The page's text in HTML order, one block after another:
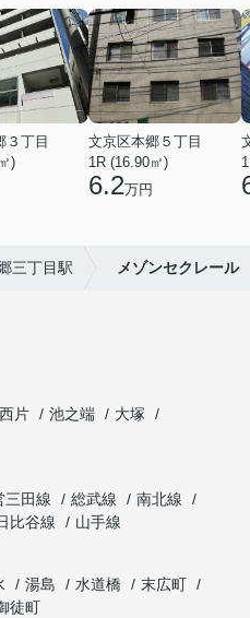
３丁目
)
文京区本郷５丁目
1R (16.90㎡)
6.2万円
三丁目駅 メゾンセクレール
西片 池之端
大塚
三田線 総武線
南北線
比谷線
山手線
湯島 水道橋
末広町
徒町